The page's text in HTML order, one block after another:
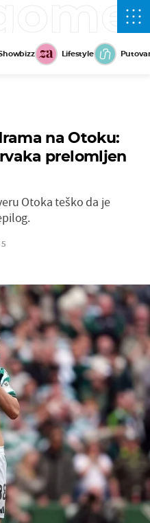
Lifestyle
na Otoku:
prelomljen
Otoka teško da je